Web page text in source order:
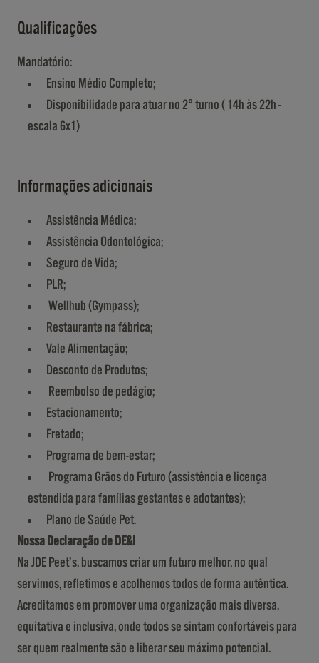
Qualificações
Mandatório:
Ensino Médio Completo;
Disponibilidade para atuar no 2° turno ( 14h às 22h -
escala 6x1)
Informações adicionais
Assistência Médica;
Assistência Odontológica;
Seguro de Vida;
PLR;
Wellhub (Gympass);
Restaurante na fábrica;
Vale Alimentação;
Desconto de Produtos;
Reembolso de pedágio;
Estacionamento;
Fretado;
Programa de bem-estar;
Programa Grãos do Futuro (assistência e licença
estendida para famílias gestantes e adotantes);
Plano de Saúde Pet.
Nossa Declaração de DE&I
Na JDE Peet’s, buscamos criar um futuro melhor, no qual
servimos, refletimos e acolhemos todos de forma autêntica.
Acreditamos em promover uma organização mais diversa,
equitativa e inclusiva, onde todos se sintam confortáveis para
ser quem realmente são e liberar seu máximo potencial.